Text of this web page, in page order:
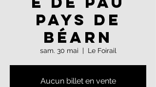
Pays de
Béarn
sam. 30 mai
  |
Le Foirail
Aucun billet en vente